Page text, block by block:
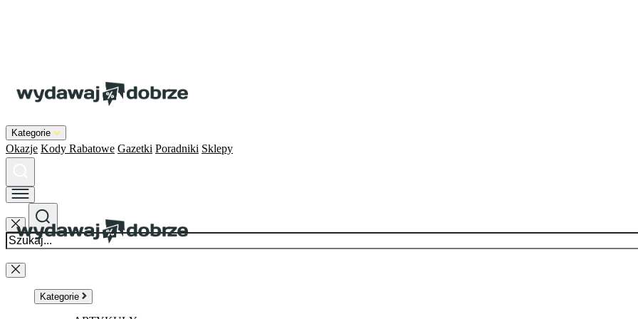
Kategorie
Okazje Kody Rabatowe Gazetki Poradniki Sklepy
Kategorie